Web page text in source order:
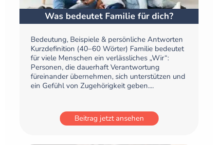
Was bedeutet Familie für dich?
Bedeutung, Beispiele & persönliche Antworten
Kurzdefinition (40–60 Wörter) Familie bedeutet
für viele Menschen ein verlässliches „Wir“:
Personen, die dauerhaft Verantwortung
füreinander übernehmen, sich unterstützen und
ein Gefühl von Zugehörigkeit geben....
Beitrag jetzt ansehen